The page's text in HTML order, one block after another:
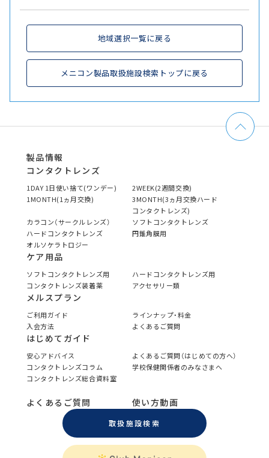
地域選択一覧に戻る
メニコン製品取扱施設検索トップに戻る
製品情報
コンタクトレンズ
1DAY 1日使い捨て(ワンデー)
2WEEK(2週間交換)
1MONTH(1ヵ月交換)
3MONTH(3ヵ月交換ハード
コンタクトレンズ)
カラコン（サークルレンズ）
ソフトコンタクトレンズ
ハードコンタクトレンズ
円錐角膜用
オルソケラトロジー
ケア用品
ソフトコンタクトレンズ用
ハードコンタクトレンズ用
コンタクトレンズ装着薬
アクセサリー類
メルスプラン
ご利用ガイド
ラインナップ・料金
入会方法
よくあるご質問
はじめてガイド
安心アドバイス
よくあるご質問（はじめての方へ）
コンタクトレンズコラム
学校保健関係者のみなさまへ
コンタクトレンズ総合資料室
よくあるご質問 使い方動画
取扱施設検索